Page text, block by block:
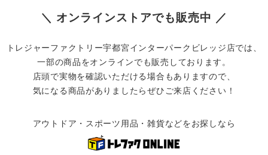
＼ オンラインストアでも販売中 ／
トレジャーファクトリー宇都宮インターパークビレッジ店では、
一部の商品をオンラインでも販売しております。
店頭で実物を確認いただける場合もありますので、
気になる商品がありましたらぜひご来店ください！
アウトドア・スポーツ用品・雑貨などをお探しなら